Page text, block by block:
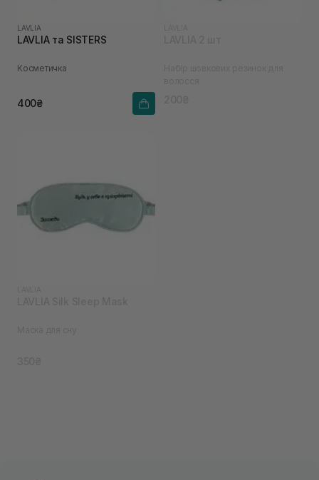
LAVLIA
LAVLIA та SISTERS
Косметичка
400₴